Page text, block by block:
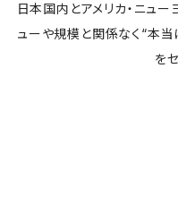
日本国内とアメリカ・ニュー
ューや規模と関係なく“本当
を